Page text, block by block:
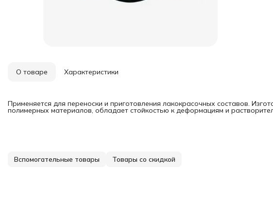
О товаре Характеристики
Применяется для переноски и приготовления лакокрасочных составов.
полимерных материалов, обладает стойкостью к деформациям и
Вспомогательные товары Товары со скидкой